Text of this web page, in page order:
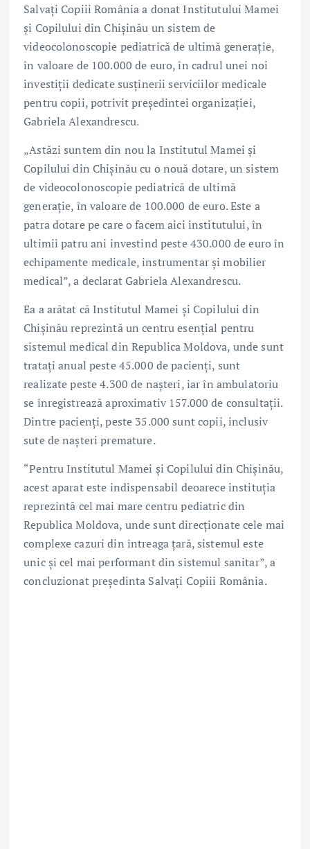
Salvați Copiii România a donat Institutului Mamei
și Copilului din Chișinău un sistem de
videocolonoscopie pediatrică de ultimă generație,
în valoare de 100.000 de euro, în cadrul unei noi
investiții dedicate susținerii serviciilor medicale
pentru copii, potrivit președintei organizației,
Gabriela Alexandrescu.
„Astăzi suntem din nou la Institutul Mamei și
Copilului din Chișinău cu o nouă dotare, un sistem
de videocolonoscopie pediatrică de ultimă
generație, în valoare de 100.000 de euro. Este a
patra dotare pe care o facem aici institutului, în
ultimii patru ani investind peste 430.000 de euro în
echipamente medicale, instrumentar și mobilier
medical”, a declarat Gabriela Alexandrescu.
Ea a arătat că Institutul Mamei și Copilului din
Chișinău reprezintă un centru esențial pentru
sistemul medical din Republica Moldova, unde sunt
tratați anual peste 45.000 de pacienți, sunt
realizate peste 4.300 de nașteri, iar în ambulatoriu
se înregistrează aproximativ 157.000 de consultații.
Dintre pacienți, peste 35.000 sunt copii, inclusiv
sute de nașteri premature.
“Pentru Institutul Mamei și Copilului din Chișinău,
acest aparat este indispensabil deoarece instituția
reprezintă cel mai mare centru pediatric din
Republica Moldova, unde sunt direcționate cele mai
complexe cazuri din întreaga țară, sistemul este
unic și cel mai performant din sistemul sanitar”, a
concluzionat președinta Salvați Copiii România.